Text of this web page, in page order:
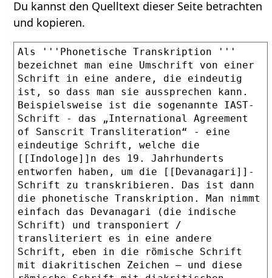
Du kannst den Quelltext dieser Seite betrachten
und kopieren.